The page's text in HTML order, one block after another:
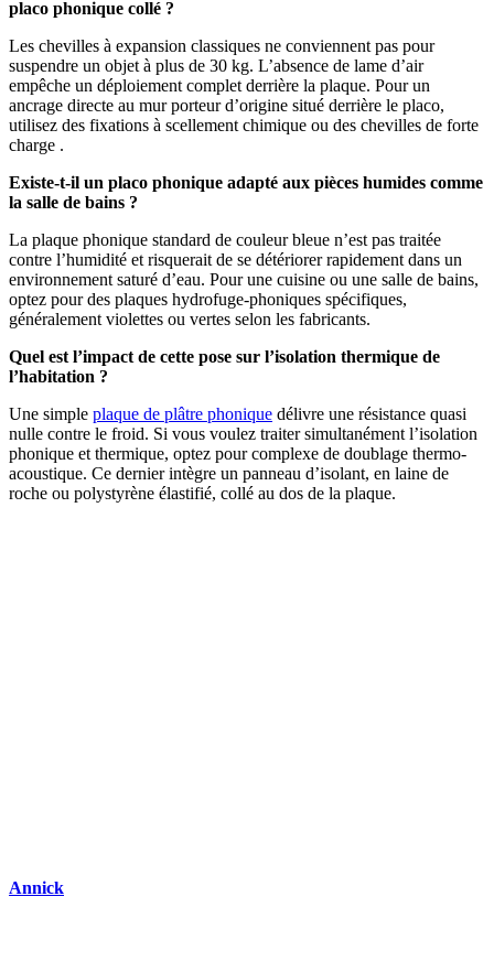
placo phonique collé ?
Les chevilles à expansion classiques ne conviennent pas pour
suspendre un objet à plus de 30 kg. L’absence de lame d’air
empêche un déploiement complet derrière la plaque. Pour un
ancrage directe au mur porteur d’origine situé derrière le placo,
utilisez des fixations à scellement chimique ou des chevilles de forte
charge .
Existe-t-il un placo phonique adapté aux pièces humides comme
la salle de bains ?
La plaque phonique standard de couleur bleue n’est pas traitée
contre l’humidité et risquerait de se détériorer rapidement dans un
environnement saturé d’eau. Pour une cuisine ou une salle de bains,
optez pour des plaques hydrofuge-phoniques spécifiques,
généralement violettes ou vertes selon les fabricants.
Quel est l’impact de cette pose sur l’isolation thermique de
l’habitation ?
Une simple plaque de plâtre phonique délivre une résistance quasi
nulle contre le froid. Si vous voulez traiter simultanément l’isolation
phonique et thermique, optez pour complexe de doublage thermo-
acoustique. Ce dernier intègre un panneau d’isolant, en laine de
roche ou polystyrène élastifié, collé au dos de la plaque.
Annick